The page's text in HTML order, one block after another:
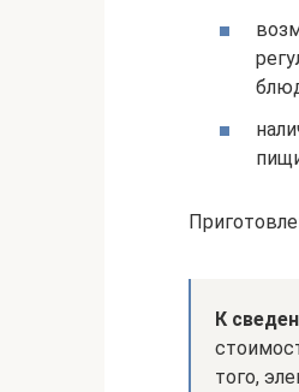
К
того,